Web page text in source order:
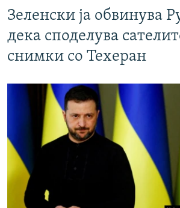
Зеленски ја обвинува
дека споделува
снимки со Техеран